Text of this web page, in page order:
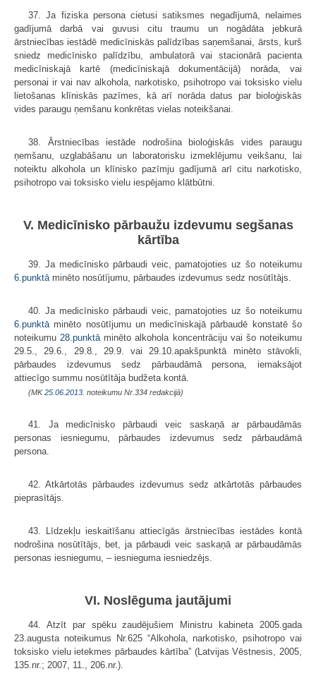
37. Ja fiziska persona cietusi satiksmes negadījumā, nelaimes
gadījumā darbā vai guvusi citu traumu un nogādāta jebkurā
ārstniecības iestādē medicīniskās palīdzības saņemšanai, ārsts, kurš
sniedz medicīnisko palīdzību, ambulatorā vai stacionārā pacienta
medicīniskajā kartē (medicīniskajā dokumentācijā) norāda, vai
personai ir vai nav alkohola, narkotisko, psihotropo vai toksisko vielu
lietošanas klīniskās pazīmes, kā arī norāda datus par bioloģiskās
vides paraugu ņemšanu konkrētas vielas noteikšanai.
38. Ārstniecības iestāde nodrošina bioloģiskās vides paraugu
ņemšanu, uzglabāšanu un laboratorisku izmeklējumu veikšanu, lai
noteiktu alkohola un klīnisko pazīmju gadījumā arī citu narkotisko,
psihotropo vai toksisko vielu iespējamo klātbūtni.
V. Medicīnisko pārbaužu izdevumu segšanas
kārtība
39. Ja medicīnisko pārbaudi veic, pamatojoties uz šo noteikumu
6.punktā minēto nosūtījumu, pārbaudes izdevumus sedz nosūtītājs.
40. Ja medicīnisko pārbaudi veic, pamatojoties uz šo noteikumu
6.punktā minēto nosūtījumu un medicīniskajā pārbaudē konstatē šo
noteikumu 28.punktā minēto alkohola koncentrāciju vai šo noteikumu
29.5., 29.6., 29.8., 29.9. vai 29.10.apakšpunktā minēto stāvokli,
pārbaudes izdevumus sedz pārbaudāmā persona, iemaksājot
attiecīgo summu nosūtītāja budžeta kontā.
(MK25.06.2013. noteikumu Nr.334 redakcijā)
41. Ja medicīnisko pārbaudi veic saskaņā ar pārbaudāmās
personas iesniegumu, pārbaudes izdevumus sedz pārbaudāmā
persona.
42. Atkārtotās pārbaudes izdevumus sedz atkārtotās pārbaudes
pieprasītājs.
43. Līdzekļu ieskaitīšanu attiecīgās ārstniecības iestādes kontā
nodrošina nosūtītājs, bet, ja pārbaudi veic saskaņā ar pārbaudāmās
personas iesniegumu, – iesnieguma iesniedzējs.
VI. Noslēguma jautājumi
44. Atzīt par spēku zaudējušiem Ministru kabineta 2005.gada
23.augusta noteikumus Nr.625 “Alkohola, narkotisko, psihotropo vai
toksisko vielu ietekmes pārbaudes kārtība” (Latvijas Vēstnesis, 2005,
135.nr.; 2007, 11., 206.nr.).